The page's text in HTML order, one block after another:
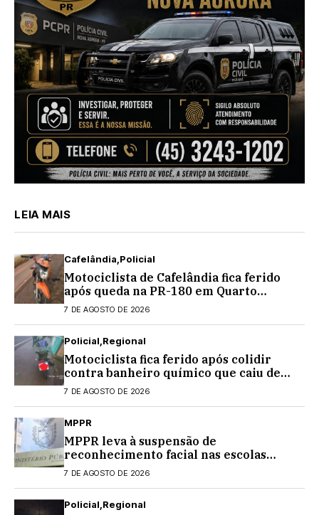
LEIA MAIS
Cafelândia Policial
Motociclista de Cafelândia fica ferido
após queda na PR-180 em Quarto
Centenário
7 DE AGOSTO DE 2026
Policial Regional
Motociclista fica ferido após colidir
contra banheiro químico que caiu de
caminhão na PRC-467, em Cascavel
7 DE AGOSTO DE 2026
MPPR
MPPR leva à suspensão de
reconhecimento facial nas escolas
estaduais
7 DE AGOSTO DE 2026
Policial Regional